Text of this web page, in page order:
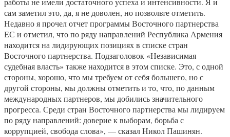
сам заметил это, да, я не доволен, но позвольте отметить.
Недавно я прочел отчет программы Восточного партнерства
ЕС и отметил, что по ряду направлений Республика Армения
находится на лидирующих позициях в списке стран
Восточного партнерства. Подзаголовок «Независимая
судебная власть» также находится в этом списке. Это, с одной
стороны, хорошо, что мы требуем от себя большего, но с
другой стороны, мы должны отметить и то, что, по данным
международных партнеров, мы добились значительного
прогресса. Среди стран Восточного партнерства мы лидируем
по ряду направлений: доверие к выборам, борьба с
коррупцией, свобода слова», — сказал Никол Пашинян.